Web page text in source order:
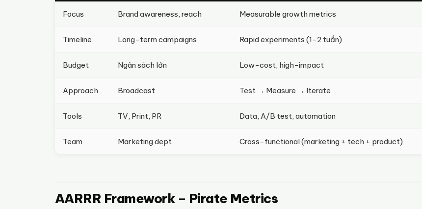
Focus Brand awareness, reach Measurable growth metrics
Timeline Long-term campaigns Rapid experiments (1-2 tuần)
Budget Ngân sách lớn Low-cost, high-impact
Approach Broadcast Test → Measure → Iterate
Tools TV, Print, PR Data, A/B test, automation
Team Marketing dept Cross-functional (marketing + tech + product)
AARRR Framework – Pirate Metrics